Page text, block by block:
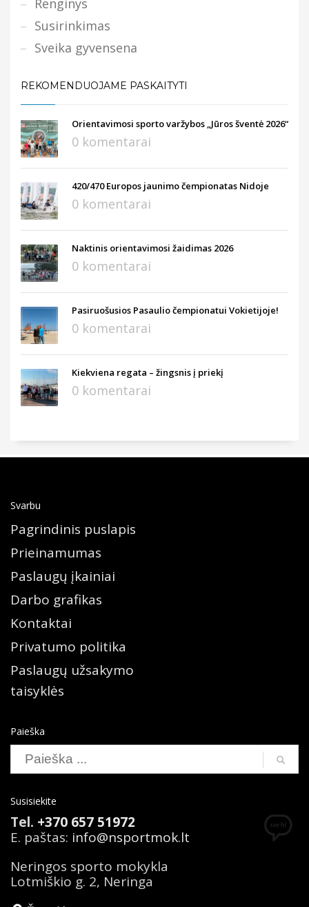
Susirinkimas
Sveika gyvensena
REKOMENDUOJAME PASKAITYTI
Orientavimosi sporto varžybos „Jūros šventė 2026“
0 komentarai
420/470 Europos jaunimo čempionatas Nidoje
0 komentarai
Naktinis orientavimosi žaidimas 2026
0 komentarai
Pasiruošusios Pasaulio čempionatui Vokietijoje!
0 komentarai
Kiekviena regata – žingsnis į priekį
0 komentarai
Svarbu
Pagrindinis puslapis
Prieinamumas
Paslaugų įkainiai
Darbo grafikas
Kontaktai
Privatumo politika
Paslaugų užsakymo
taisyklės
Paieška
Susisiekite
Tel. +370 657 51972
E. paštas: info@nsportmok.lt
Neringos sporto mokykla
Lotmiškio g. 2, Neringa